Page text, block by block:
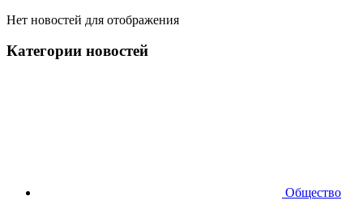
Нет новостей для отображения
Категории новостей
Общество